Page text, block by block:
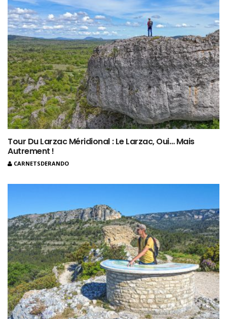
Tour Du Larzac Méridional : Le Larzac, Oui… Mais
Autrement !
CARNETSDERANDO